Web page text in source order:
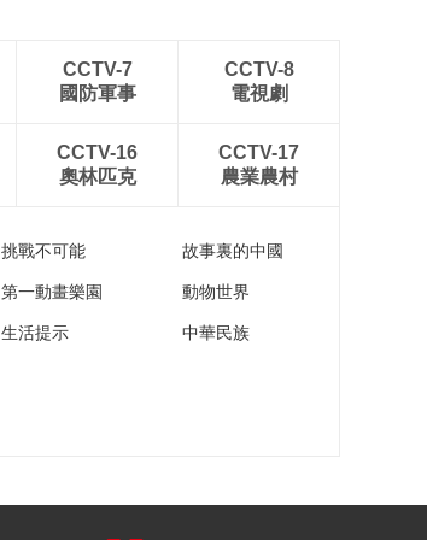
CCTV-7
國防軍事
CCTV-8
電視劇
CCTV-16
奧林匹克
CCTV-17
農業農村
挑戰不可能 故事裏的中國
第一動畫樂園 動物世界
生活提示 中華民族